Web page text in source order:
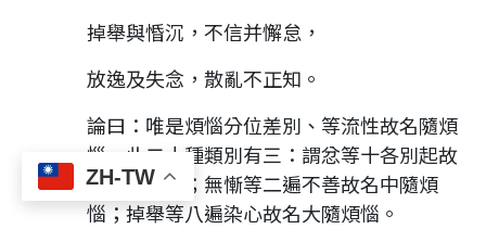
ZH-TW
掉舉與惛沉，不信并懈怠，
放逸及失念，散亂不正知。
論曰：唯是煩惱分位差別、等流性故名隨煩
惱。此二十種類別有三：謂忿等十各別起故
名小隨煩惱；無慚等二遍不善故名中隨煩
惱；掉舉等八遍染心故名大隨煩惱。